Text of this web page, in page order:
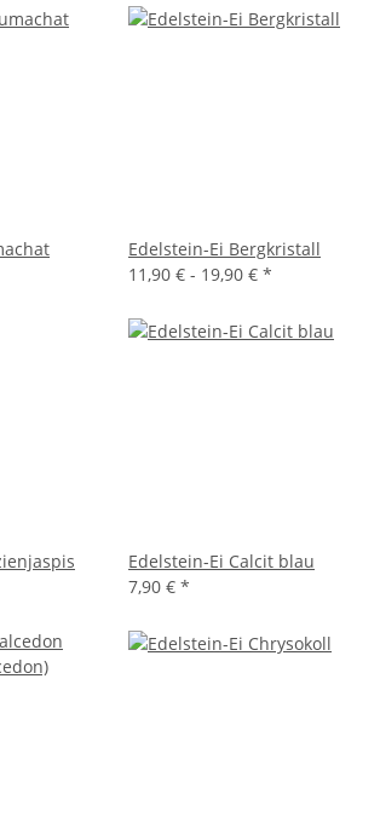
Edelstein-Ei Bergkristall
11,90 € - 19,90 € *
Edelstein-Ei Calcit blau
7,90 € *